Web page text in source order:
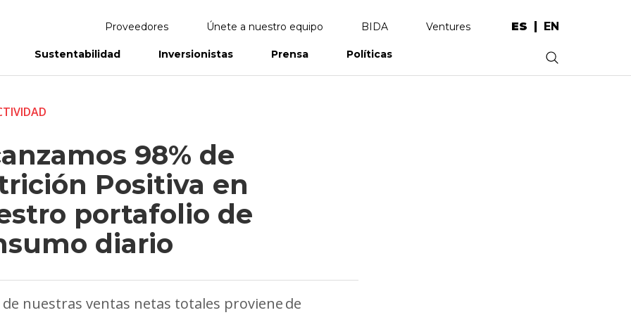
Proveedores Únete a nuestro equipo BIDA Ventures ES EN
Sustentabilidad Inversionistas Prensa Políticas .
98% de
Positiva en
portafolio de
diario
de nuestras ventas netas totales proviene de